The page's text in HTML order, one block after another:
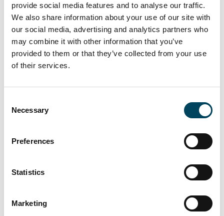
provide social media features and to analyse our traffic.
We also share information about your use of our site with
our social media, advertising and analytics partners who
may combine it with other information that you’ve
provided to them or that they’ve collected from your use
of their services.
Selection
Necessary
Preferences
Statistics
Marketing
fastighetsrådgivning med kontor i Stockholm,
Göteborg och Malmö. Inom Corporate
Finance erbjuder Catella alla typer av
fastighetsrelaterade transaktioner med fokus
på att identifiera investeringsmöjligheter.
Kommunikationschef
anncharlotte.svensson@catella.se